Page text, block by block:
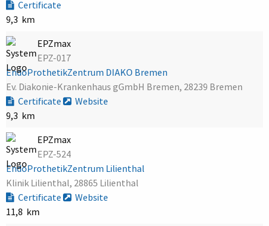
Certificate
9,3 km
EPZmax
EPZ-017
EndoProthetikZentrum DIAKO Bremen
Ev. Diakonie-Krankenhaus gGmbH Bremen, 28239 Bremen
Certificate
Website
9,3 km
EPZmax
EPZ-524
EndoProthetikZentrum Lilienthal
Klinik Lilienthal, 28865 Lilienthal
Certificate
Website
11,8 km